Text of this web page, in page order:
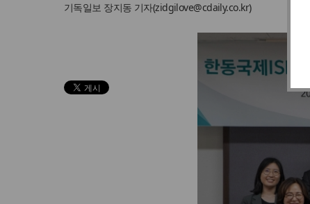
기독일보 장지동 기자(zidgilove@cdaily.co.kr)